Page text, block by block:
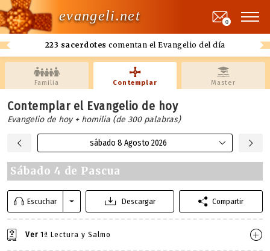
evangeli.net
223 sacerdotes comentan el Evangelio del día
0
Familia Contemplar Master
Contemplar el Evangelio de hoy
Evangelio de hoy + homilia (de 300 palabras)
sábado 8 Agosto 2026
Sábado 4 de Pascua
Escuchar Descargar Compartir
Ver 1ª Lectura y Salmo